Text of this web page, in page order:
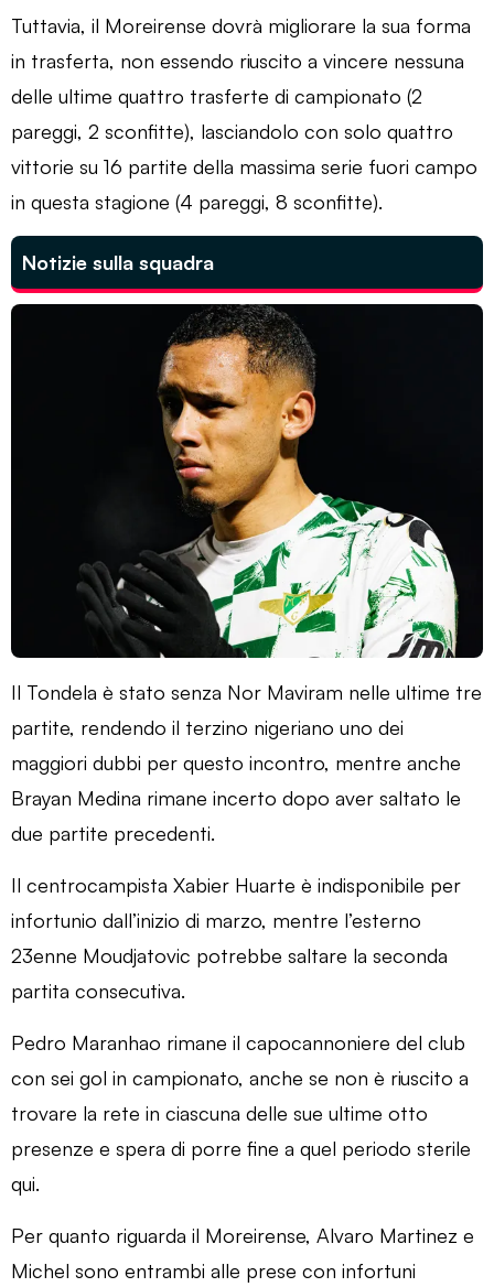
Tuttavia, il Moreirense dovrà migliorare la sua forma
in trasferta, non essendo riuscito a vincere nessuna
delle ultime quattro trasferte di campionato (2
pareggi, 2 sconfitte), lasciandolo con solo quattro
vittorie su 16 partite della massima serie fuori campo
in questa stagione (4 pareggi, 8 sconfitte).
Notizie sulla squadra
Il Tondela è stato senza Nor Maviram nelle ultime tre
partite, rendendo il terzino nigeriano uno dei
maggiori dubbi per questo incontro, mentre anche
Brayan Medina rimane incerto dopo aver saltato le
due partite precedenti.
Il centrocampista Xabier Huarte è indisponibile per
infortunio dall’inizio di marzo, mentre l’esterno
23enne Moudjatovic potrebbe saltare la seconda
partita consecutiva.
Pedro Maranhao rimane il capocannoniere del club
con sei gol in campionato, anche se non è riuscito a
trovare la rete in ciascuna delle sue ultime otto
presenze e spera di porre fine a quel periodo sterile
qui.
Per quanto riguarda il Moreirense, Alvaro Martinez e
Michel sono entrambi alle prese con infortuni